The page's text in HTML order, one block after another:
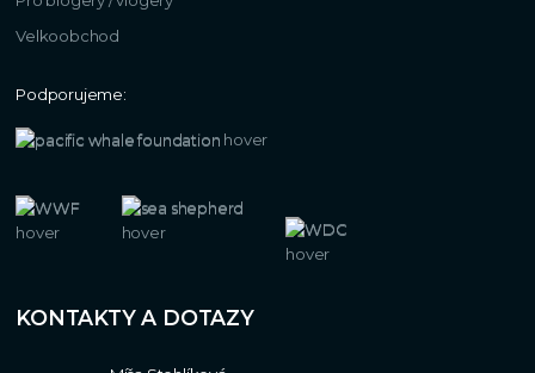
Velkoobchod
Podporujeme:
KONTAKTY A DOTAZY